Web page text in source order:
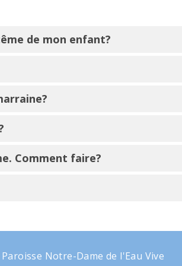
de mon enfant?
Comment faire?
Paroisse Notre-Dame de l'Eau Vive